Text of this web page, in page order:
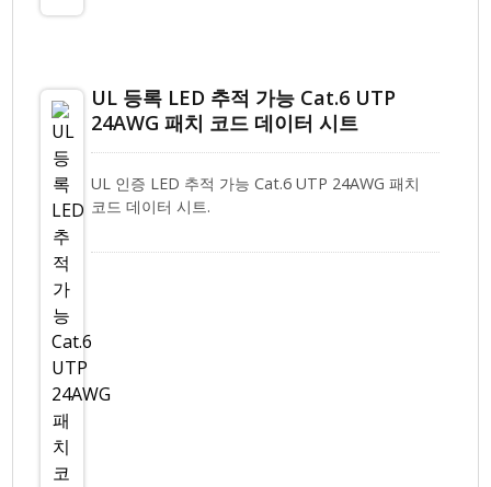
UL 등록 LED 추적 가능 Cat.6 UTP
24AWG 패치 코드 데이터 시트
UL 인증 LED 추적 가능 Cat.6 UTP 24AWG 패치
코드 데이터 시트.